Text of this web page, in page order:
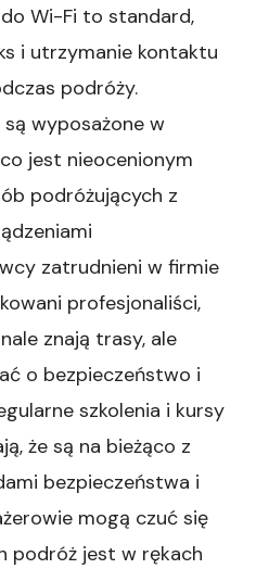
Wi-Fi to standard,
i utrzymanie kontaktu
podróży.
wyposażone w
jest nieocenionym
podróżujących z
zatrudnieni w firmie
profesjonaliści,
znają trasy, ale
o bezpieczeństwo i
szkolenia i kursy
że są na bieżąco z
bezpieczeństwa i
mogą czuć się
podróż jest w rękach